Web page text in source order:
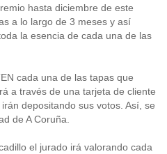
hasta diciembre de este
a lo largo de 3 meses y así
la esencia de cada una de las
cada una de las tapas que
a través de una tarjeta de cliente
depositando sus votos. Así, se
de A Coruña.
el jurado irá valorando cada